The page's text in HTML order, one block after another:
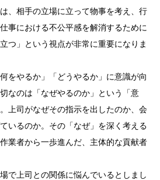
、相手の立場に立って物事を考え、行
事における不公平感を解消するために
つ」という視点が非常に重要になりま
をやるか」「どうやるか」に意識が向
なのは「なぜやるのか」という「意
上司がなぜその指示を出したのか、会
いるのか。その「なぜ」を深く考える
業者から一歩進んだ、主体的な貢献者
で上司との関係に悩んでいるとしまし